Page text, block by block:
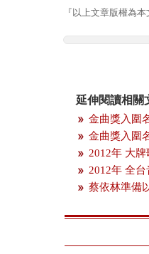
『以上文章版權為
延伸閱讀相關
金曲獎入圍
金曲獎入圍
2012年 大牌
2012年 全
蔡依林準備